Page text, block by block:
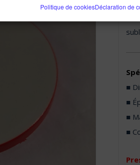
Politique de cookiesDéclaration de
■
■
■
■